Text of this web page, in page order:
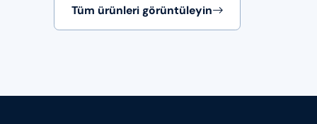
Tüm ürünleri görüntüleyin